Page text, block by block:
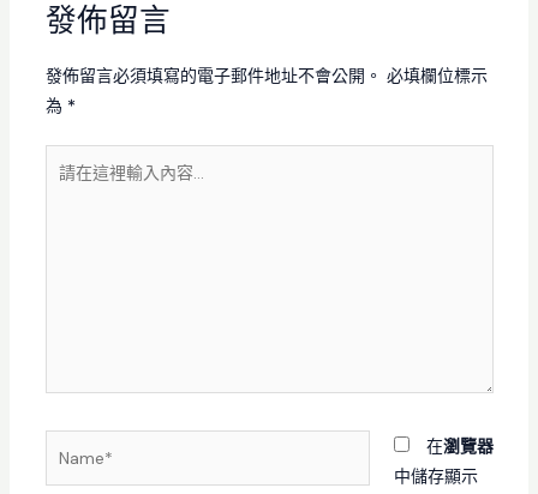
發佈留言
發佈留言必須填寫的電子郵件地址不會公開。 必填欄位標示
為 *
在瀏覽器
中儲存顯示